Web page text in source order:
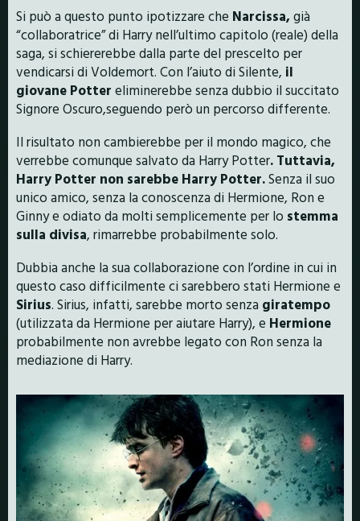
Si può a questo punto ipotizzare che Narcissa,già
“collaboratrice” di Harry nell’ultimo capitolo (reale) della
saga, si schiererebbe dalla parte del prescelto per
vendicarsi di Voldemort. Con l’aiuto di Silente, il
giovane Potter eliminerebbe senza dubbio il succitato
Signore Oscuro,seguendo però un percorso differente.
Il risultato non cambierebbe per il mondo magico, che
verrebbe comunque salvato da Harry Potter. Tuttavia,
Harry Potter non sarebbe Harry Potter.Senza il suo
unico amico, senza la conoscenza di Hermione, Ron e
Ginny e odiato da molti semplicemente per lo stemma
sulla divisa, rimarrebbe probabilmente solo.
Dubbia anche la sua collaborazione con l’ordine in cui in
questo caso difficilmente ci sarebbero stati Hermione e
Sirius. Sirius, infatti, sarebbe morto senza giratempo
(utilizzata da Hermione per aiutare Harry), e Hermione
probabilmente non avrebbe legato con Ron senza la
mediazione di Harry.